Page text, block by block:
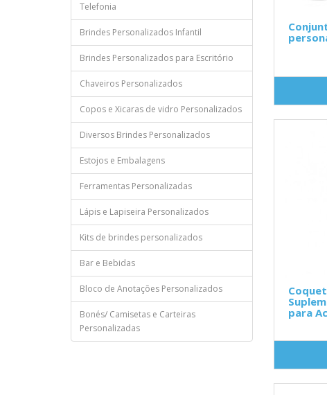
Telefonia
Brindes Personalizados Infantil
Brindes Personalizados para Escritório
Chaveiros Personalizados
Copos e Xicaras de vidro Personalizados
Diversos Brindes Personalizados
Estojos e Embalagens
Ferramentas Personalizadas
Lápis e Lapiseira Personalizados
Kits de brindes personalizados
Bar e Bebidas
Bloco de Anotações Personalizados
Bonés/ Camisetas e Carteiras
Personalizadas
para